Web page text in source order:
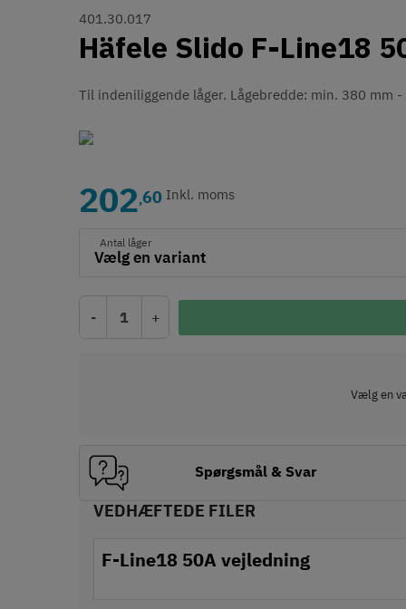
401.30.017
Häfele Slido F-Line18
Til indeniliggende låger. Lågebredde: min. 380 mm
202,60 Inkl. moms
Antal låger
- +
Vælg en
Spørgsmål & Svar
VEDHÆFTEDE FILER
F-Line18 50A vejledning